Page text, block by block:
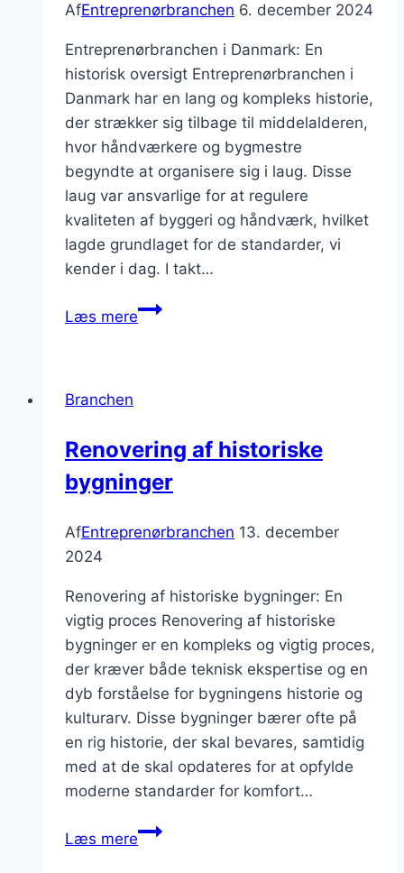
AfEntreprenørbranchen 6. december 2024
Entreprenørbranchen i Danmark: En
historisk oversigt Entreprenørbranchen i
Danmark har en lang og kompleks historie,
der strækker sig tilbage til middelalderen,
hvor håndværkere og bygmestre
begyndte at organisere sig i laug. Disse
laug var ansvarlige for at regulere
kvaliteten af byggeri og håndværk, hvilket
lagde grundlaget for de standarder, vi
kender i dag. I takt…
Læs mereEntreprenørbranchen
Branchen
Renovering af historiske
bygninger
AfEntreprenørbranchen 13. december
2024
Renovering af historiske bygninger: En
vigtig proces Renovering af historiske
bygninger er en kompleks og vigtig proces,
der kræver både teknisk ekspertise og en
dyb forståelse for bygningens historie og
kulturarv. Disse bygninger bærer ofte på
en rig historie, der skal bevares, samtidig
med at de skal opdateres for at opfylde
moderne standarder for komfort…
Læs mereRenovering